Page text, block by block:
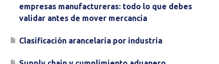
empresas manufactureras: todo lo que debes
validar antes de mover mercancía
Clasificación arancelaria por industria